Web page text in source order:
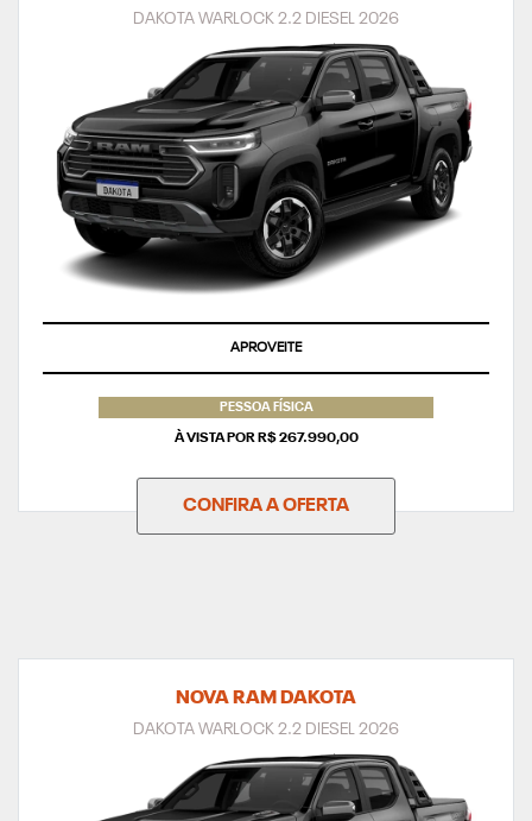
DAKOTA WARLOCK 2.2 DIESEL 2026
APROVEITE
PESSOA FÍSICA
À VISTA POR R$ 267.990,00
CONFIRA A OFERTA
NOVA RAM DAKOTA
DAKOTA WARLOCK 2.2 DIESEL 2026